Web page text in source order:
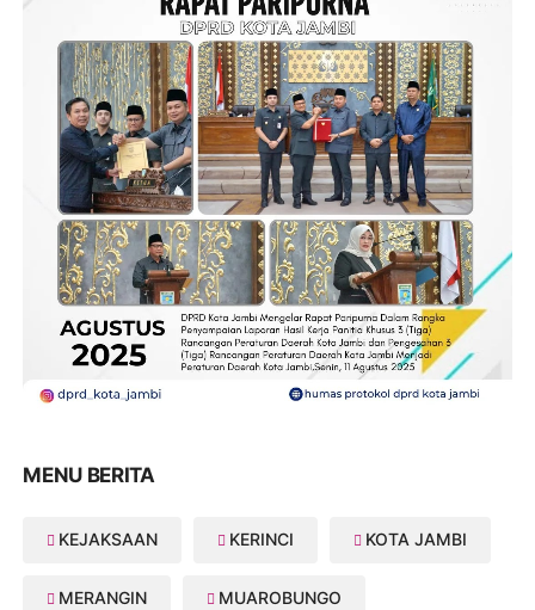
MENU BERITA
KEJAKSAAN KERINCI KOTA JAMBI
MERANGIN MUAROBUNGO